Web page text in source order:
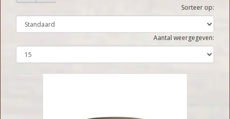
Sorteer op:
Aantal weergegeven: